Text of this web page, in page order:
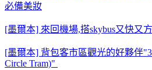
必備美妝
[墨爾本] 來回機場,搭skybus又快又
[墨爾本] 背包客市區觀光的好夥伴
Circle Tram)"